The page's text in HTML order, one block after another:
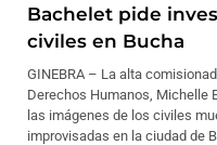
Bachelet pide
civiles en Bucha
GINEBRA – La alta
Derechos Humanos, Michelle
las imágenes de los civiles
improvisadas en la ciudad de